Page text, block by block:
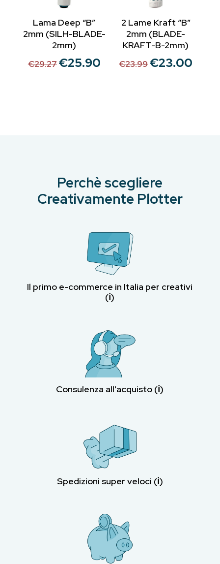
Lama Deep “B”
2mm (SILH-BLADE-
2mm)
€29.27 Il
€25.90Il
2 Lame Kraft “B”
2mm (BLADE-
KRAFT-B-2mm)
€23.99 Il
€23.00
Perchè scegliere
Creativamente Plotter
Il primo e-commerce in Italia per creativi
(ℹ︎)
Consulenza all'acquisto (ℹ︎)
Spedizioni super veloci (ℹ︎)